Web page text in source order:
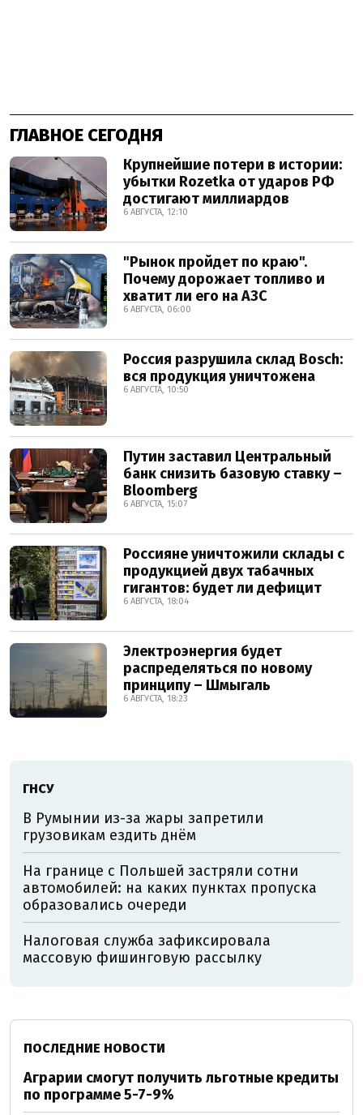
ГЛАВНОЕ СЕГОДНЯ
Крупнейшие потери в истории:
убытки Rozetka от ударов РФ
достигают миллиардов
6 АВГУСТА, 12:10
"Рынок пройдет по краю".
Почему дорожает топливо и
хватит ли его на АЗС
6 АВГУСТА, 06:00
Россия разрушила склад Bosch:
вся продукция уничтожена
6 АВГУСТА, 10:50
Путин заставил Центральный
банк снизить базовую ставку –
Bloomberg
6 АВГУСТА, 15:07
Россияне уничтожили склады с
продукцией двух табачных
гигантов: будет ли дефицит
6 АВГУСТА, 18:04
Электроэнергия будет
распределяться по новому
принципу – Шмыгаль
6 АВГУСТА, 18:23
ГНСУ
В Румынии из-за жары запретили
грузовикам ездить днём
На границе с Польшей застряли сотни
автомобилей: на каких пунктах пропуска
образовались очереди
Налоговая служба зафиксировала
массовую фишинговую рассылку
ПОСЛЕДНИЕ НОВОСТИ
Аграрии смогут получить льготные кредиты
по программе 5-7-9%